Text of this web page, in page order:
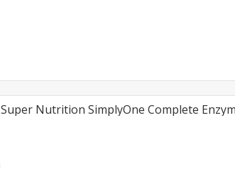
Nutrition SimplyOne Complete